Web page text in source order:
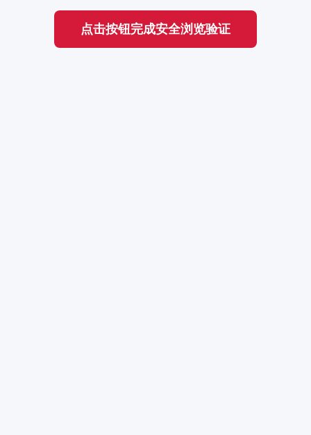
点击按钮完成安全浏览验证